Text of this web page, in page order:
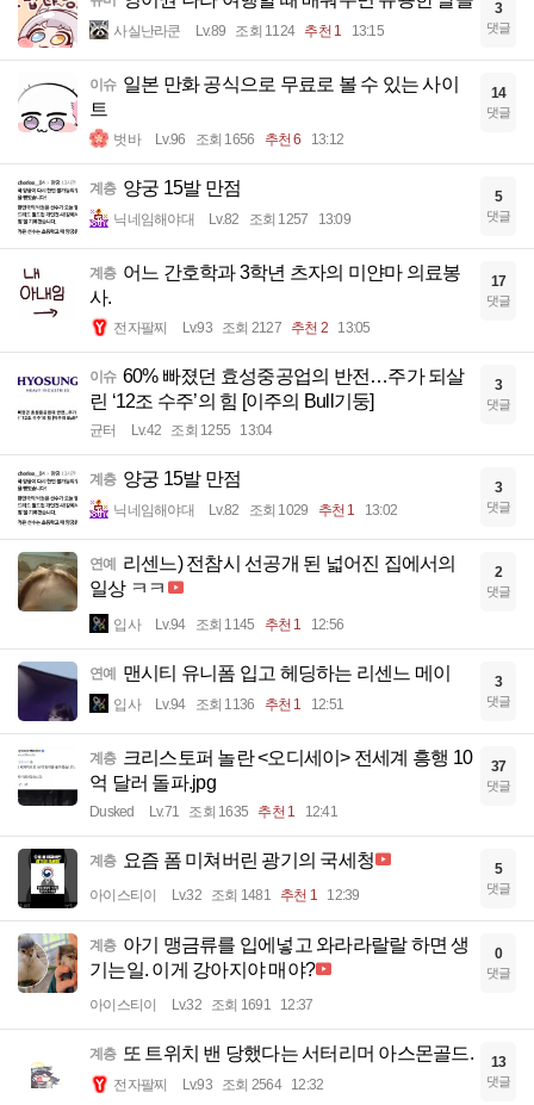
사실난라쿤 Lv.89 조회 1124 추천 1 13:15
3
댓글
이슈 일본 만화 공식으로 무료로 볼 수 있는 사이
트
벗바 Lv.96 조회 1656 추천 6 13:12
14
댓글
계층 양궁 15발 만점
닉네임해야대 Lv.82 조회 1257 13:09
5
댓글
계층 어느 간호학과 3학년 츠자의 미얀마 의료봉
사.
전자팔찌 Lv.93 조회 2127 추천 2 13:05
17
댓글
이슈 60% 빠졌던 효성중공업의 반전…주가 되살
린 ‘12조 수주’의 힘 [이주의 Bull기둥]
균터 Lv.42 조회 1255 13:04
3
댓글
계층 양궁 15발 만점
닉네임해야대 Lv.82 조회 1029 추천 1 13:02
3
댓글
연예
리센느) 전참시 선공개 된 넓어진 집에서의
일상 ㅋㅋ
입사 Lv.94 조회 1145 추천 1 12:56
2
댓글
연예 맨시티 유니폼 입고 헤딩하는 리센느 메이
입사 Lv.94 조회 1136 추천 1 12:51
3
댓글
계층 크리스토퍼 놀란 <오디세이> 전세계 흥행 10
억 달러 돌파.jpg
Dusked Lv.71 조회 1635 추천 1 12:41
37
댓글
계층 요즘 폼 미쳐버린 광기의 국세청
아이스티이 Lv.32 조회 1481 추천 1 12:39
5
댓글
계층 아기 맹금류를 입에넣고 와라라랄랄 하면 생
기는일. 이게 강아지야 매야?
아이스티이 Lv.32 조회 1691 12:37
0
댓글
계층 또 트위치 밴 당했다는 서터리머 아스몬골드.
전자팔찌 Lv.93 조회 2564 12:32
13
댓글